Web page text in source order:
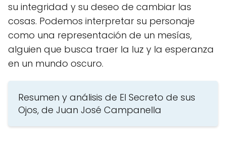
su integridad y su deseo de cambiar las
cosas. Podemos interpretar su personaje
como una representación de un mesías,
alguien que busca traer la luz y la esperanza
en un mundo oscuro.
Resumen y análisis de El Secreto de sus
Ojos, de Juan José Campanella